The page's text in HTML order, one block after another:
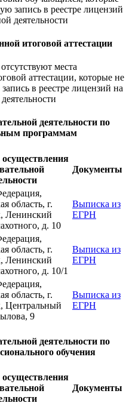
запись в реестре лицензий
деятельности
итоговой аттестации
места
аттестации, которые не
в реестре лицензий на
деятельности по
программам
осуществления
Документы
область, г.
Ленинский
д. 10
Выписка из
ЕГРН
область, г.
Ленинский
д. 10/1
Выписка из
ЕГРН
область, г.
Центральный
9
Выписка из
ЕГРН
деятельности по
обучения
осуществления
Документы